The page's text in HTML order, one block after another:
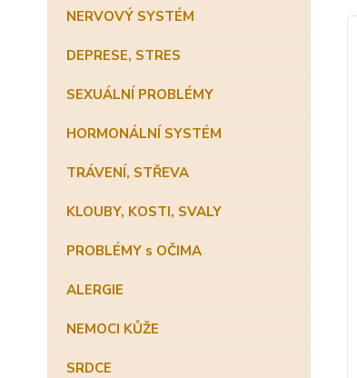
NERVOVÝ SYSTÉM
DEPRESE, STRES
SEXUÁLNÍ PROBLÉMY
HORMONÁLNÍ SYSTÉM
TRÁVENÍ, STŘEVA
KLOUBY, KOSTI, SVALY
PROBLÉMY s OČIMA
ALERGIE
NEMOCI KŮŽE
SRDCE